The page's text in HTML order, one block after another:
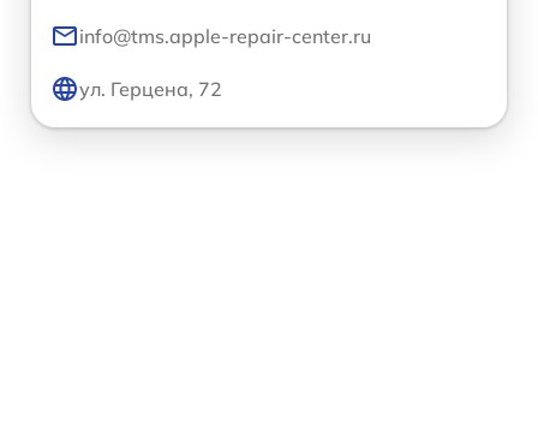
info@tms.apple-repair-center.ru
ул. Герцена, 72